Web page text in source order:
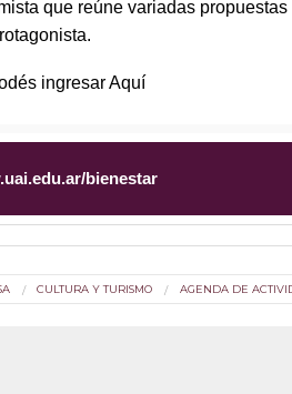
que reúne variadas
ingresarAquí
bienestar
CULTURA Y TURISMO AGENDA DE